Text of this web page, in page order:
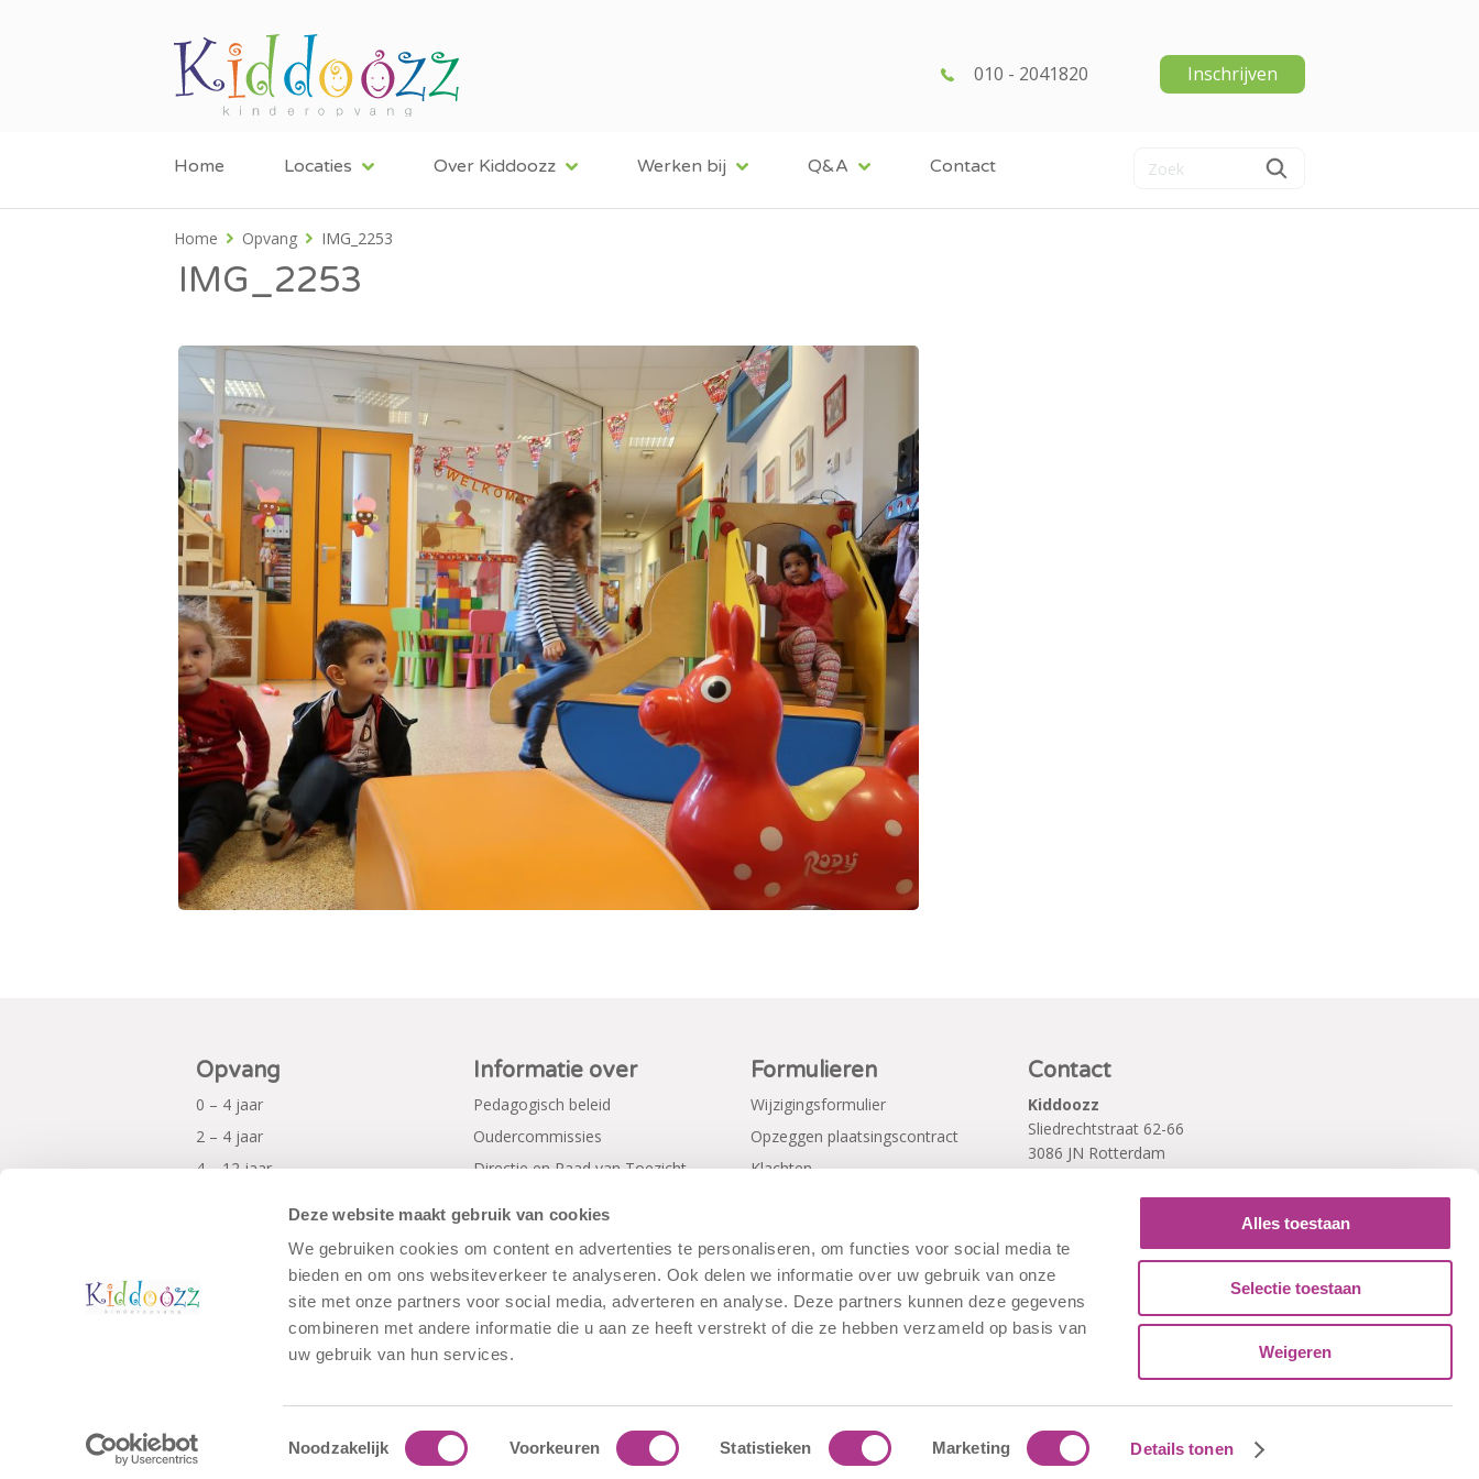
Deze website maakt gebruik van cookies
We gebruiken cookies om content en advertenties te personaliseren, om functies voor social media te
bieden en om ons websiteverkeer te analyseren. Ook delen we informatie over uw gebruik van onze
site met onze partners voor social media, adverteren en analyse. Deze partners kunnen deze gegevens
combineren met andere informatie die u aan ze heeft verstrekt of die ze hebben verzameld op basis van
uw gebruik van hun services.
Toestemmingsselectie
Noodzakelijk Voorkeuren Statistieken Marketing Details tonen
Alles toestaan
Selectie toestaan
Weigeren
010 - 2041820 Inschrijven
Home Locaties Over Kiddoozz Werken bij Q&A Contact
Home Opvang IMG_2253
IMG_2253
Opvang
0 – 4 jaar
2 – 4 jaar
4 – 12 jaar
Informatie over
Pedagogisch beleid
Oudercommissies
Directie en Raad van Toezicht
Formulieren
Wijzigingsformulier
Opzeggen plaatsingscontract
Klachten
Contact
Kiddoozz
Sliedrechtstraat 62-66
3086 JN Rotterdam
© Copyright - Kiddoozz Algemene Voorwaarden|Disclaimer | Cookiebeleid